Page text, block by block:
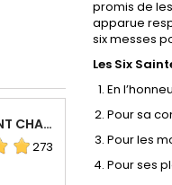
HUILE DE SAINT CHARBEL
273
promis de
apparue
six messes
Les Six
En
Pour sa
Pour les
Pour ses